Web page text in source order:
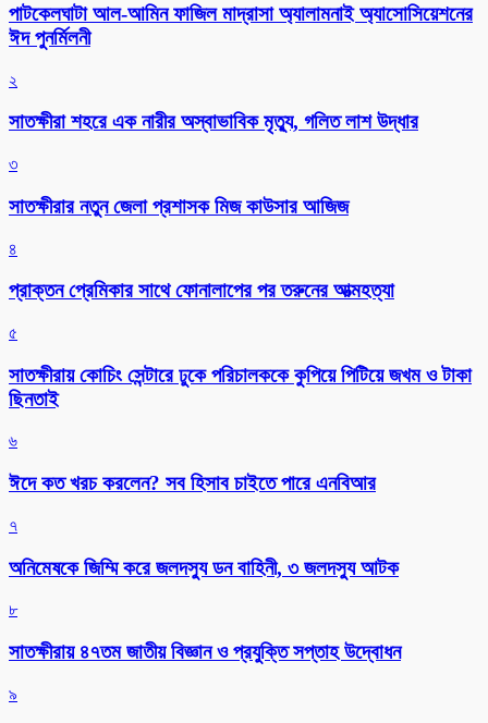
পাটকেলঘাটা আল-আমিন ফাজিল মাদ্রাসা অ্যালামনাই অ্যাসোসিয়েশনের
ঈদ পুনর্মিলনী
২
সাতক্ষীরা শহরে এক নারীর অস্বাভাবিক মৃত্যু, গলিত লাশ উদ্ধার
৩
সাতক্ষীরার নতুন জেলা প্রশাসক মিজ কাউসার আজিজ
৪
প্রাক্তন প্রেমিকার সাথে ফোনালাপের পর তরুনের আত্মহত্যা
৫
সাতক্ষীরায় কোচিং সেন্টারে ঢুকে পরিচালককে কুপিয়ে পিটিয়ে জখম ও টাকা
ছিনতাই
৬
ঈদে কত খরচ করলেন? সব হিসাব চাইতে পারে এনবিআর
৭
অনিমেষকে জিম্মি করে জলদস্যু ডন বাহিনী, ৩ জলদস্যু আটক
৮
সাতক্ষীরায় ৪৭তম জাতীয় বিজ্ঞান ও প্রযুক্তি সপ্তাহ উদ্বোধন
৯